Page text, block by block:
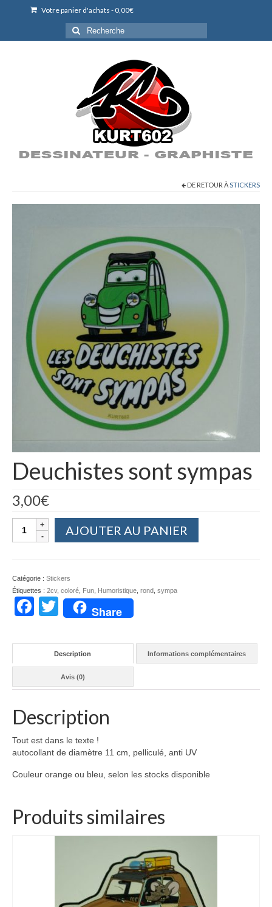
Votre panier d'achats - 0,00€
Rechercher
:
DE RETOUR ÀSTICKERS
Deuchistes sont sympas
3,00€
quantité
AJOUTER AU PANIER
Catégorie : Stickers
Étiquettes : 2cv, coloré Fun Humoristique rond sympa
Facebook
Twitter
Share
Description Informations complémentaires
Avis (0)
Description
Tout est dans le texte !
autocollant de diamètre 11 cm, pelliculé, anti UV
Couleur orange ou bleu, selon les stocks disponible
Produits similaires